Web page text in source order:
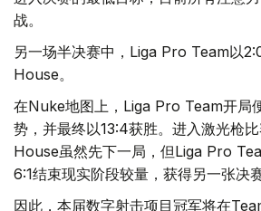
战。
另一场半决赛中，Liga Pro Team以
House。
在Nuke地图上，Liga Pro Team开局
势，并最终以13:4获胜。进入激光枪
House虽然先下一局，但Liga Pro
6:1结束现实阶段较量，获得另一张决
因此，本届数字射击项目冠军将在